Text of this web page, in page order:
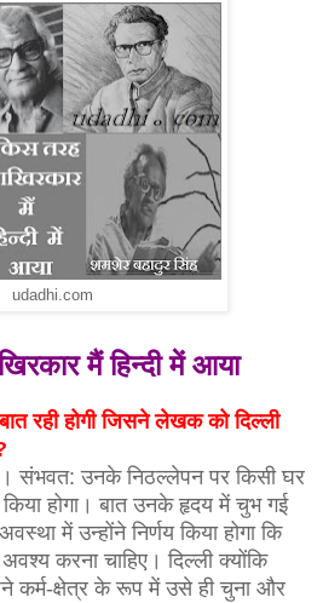
udadhi.com
मैं हिन्दी में आया
रही होगी जिसने लेखक को दिल्ली
संभवत: उनके निठल्लेपन पर किसी घर
होगा। बात उनके हृदय में चुभ गई
में उन्होंने निर्णय किया होगा कि
करना चाहिए। दिल्ली क्योंकि
कर्म-क्षेत्र के रूप में उसे ही चुना और